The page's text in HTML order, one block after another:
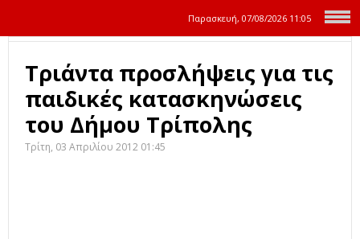
Παρασκευή, 07/08/2026 11:05
Τριάντα προσλήψεις για τις
παιδικές κατασκηνώσεις
του Δήμου Τρίπολης
Τρίτη, 03 Απριλίου 2012 01:45